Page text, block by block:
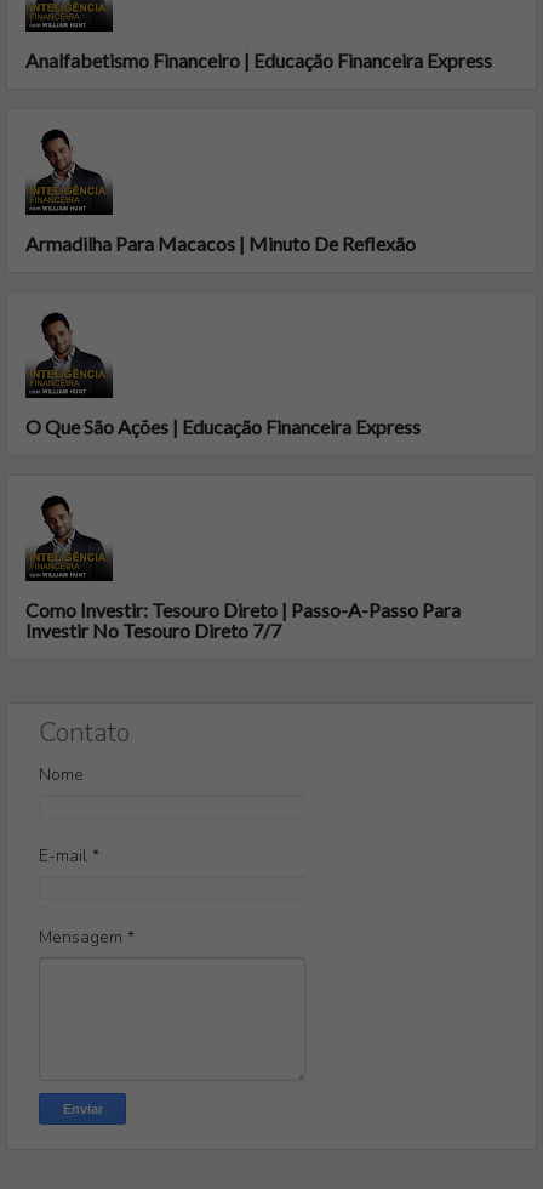
Analfabetismo Financeiro | Educação Financeira Express
Armadilha Para Macacos | Minuto De Reflexão
O Que São Ações | Educação Financeira Express
Como Investir: Tesouro Direto | Passo-A-Passo Para
Investir No Tesouro Direto 7/7
Contato
Nome
E-mail *
Mensagem *